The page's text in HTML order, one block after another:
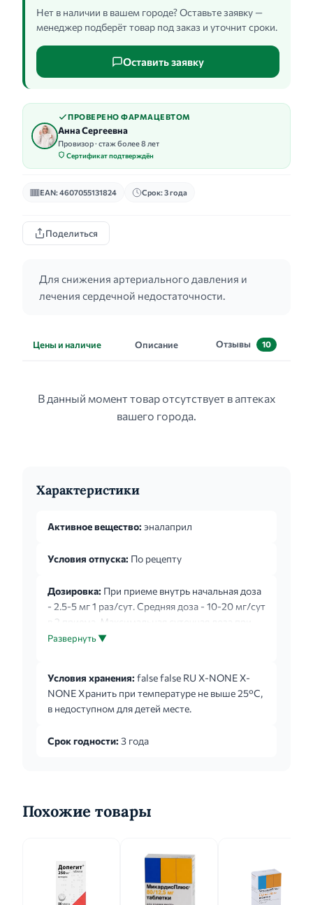
Нет в наличии в вашем городе? Оставьте заявку —
менеджер подберёт товар под заказ и уточнит сроки.
Оставить заявку
ПРОВЕРЕНО ФАРМАЦЕВТОМ
Анна Сергеевна
Провизор · стаж более 8 лет
Сертификат подтверждён
EAN: 4607055131824 Срок: 3 года
Поделиться
Для снижения артериального давления и
лечения сердечной недостаточности.
Цены и наличие Описание Отзывы 10
В данный момент товар отсутствует в аптеках
вашего города.
Характеристики
Активное вещество: эналаприл
Условия отпуска: По рецепту
Дозировка: При приеме внутрь начальная доза
- 2.5-5 мг 1 раз/сут. Средняя доза - 10-20 мг/сут
в 2 приема. Максимальная суточная доза при
приеме внутрь составляет 80 мг.
Развернуть ▼
Условия хранения: false false RU X-NONE X-
NONE Хранить при температуре не выше 25°C,
в недоступном для детей месте.
Срок годности: 3 года
Похожие товары